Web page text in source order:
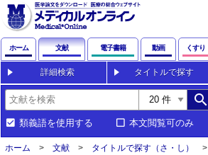
ホーム 文献 電子書籍 動画 くすり
詳細検索 タイトルで探す
search
類義語を使用する 本文閲覧可のみ
ホーム 文献 タイトルで探す（さ・し）